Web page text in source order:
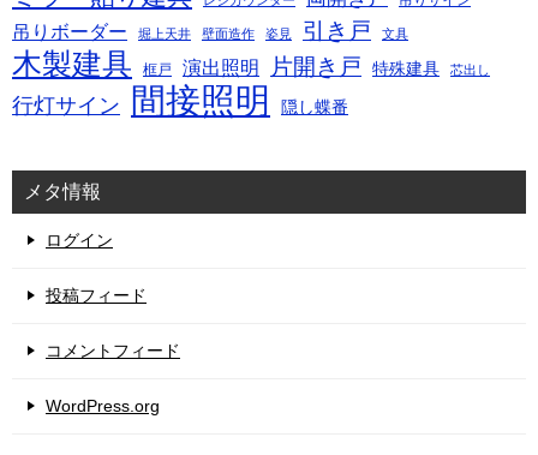
吊りボーダー 堀上天井 壁面造作 姿見 引き戸 文具
木製建具 框戸 演出照明 片開き戸 特殊建具 芯出し
行灯サイン 間接照明 隠し蝶番
メタ情報
ログイン
投稿フィード
コメントフィード
WordPress.org